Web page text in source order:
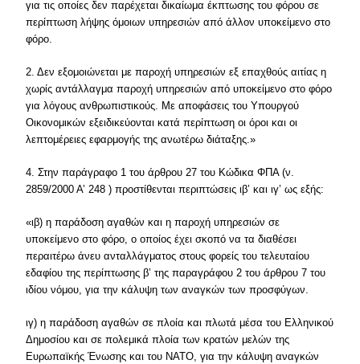
για τις οποίες δεν παρέχεται δικαίωμα έκπτωσης του φόρου σε
περίπτωση λήψης όμοιων υπηρεσιών από άλλον υποκείμενο στο
φόρο.
2. Δεν εξομοιώνεται με παροχή υπηρεσιών εξ επαχθούς αιτίας η
χωρίς αντάλλαγμα παροχή υπηρεσιών από υποκείμενο στο φόρο
για λόγους ανθρωπιστικούς. Με αποφάσεις του Υπουργού
Οικονομικών εξειδικεύονται κατά περίπτωση οι όροι και οι
λεπτομέρειες εφαρμογής της ανωτέρω διάταξης.»
4. Στην παράγραφο 1 του άρθρου 27 του Κώδικα ΦΠΑ (ν.
2859/2000 Α’ 248 ) προστίθενται περιπτώσεις ιβ’ και ιγ’ ως εξής:
«ιβ) η παράδοση αγαθών και η παροχή υπηρεσιών σε
υποκείμενο στο φόρο, ο οποίος έχει σκοπό να τα διαθέσει
περαιτέρω άνευ ανταλλάγματος στους φορείς του τελευταίου
εδαφίου της περίπτωσης β’ της παραγράφου 2 του άρθρου 7 του
ιδίου νόμου, για την κάλυψη των αναγκών των προσφύγων.
ιγ) η παράδοση αγαθών σε πλοία και πλωτά μέσα του Ελληνικού
Δημοσίου και σε πολεμικά πλοία των κρατών μελών της
Ευρωπαϊκής Ένωσης και του NATO, για την κάλυψη αναγκών